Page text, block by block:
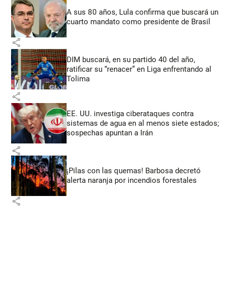
A sus 80 años, Lula confirma que buscará un
cuarto mandato como presidente de Brasil
share
DIM buscará, en su partido 40 del año,
ratificar su “renacer” en Liga enfrentando al
Tolima
share
EE. UU. investiga ciberataques contra
sistemas de agua en al menos siete estados;
sospechas apuntan a Irán
share
¡Pilas con las quemas! Barbosa decretó
alerta naranja por incendios forestales
share